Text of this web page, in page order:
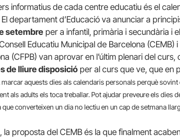
informatius de cada centre educatiu és el
departament d’Educació va anunciar a
setembre per a infantil, primària i secundària i el
Educatiu Municipal de Barcelona (CEMB)
(CFPB) van aprovar en l’últim plenari del
de lliure disposició per al curs que ve, que en
aquests dies als calendaris personals perquè
als adults els toca treballar. Pot ajudar preveure els dies
converteixen un dia no lectiu en un cap de setmana
la proposta del CEMB és la que finalment